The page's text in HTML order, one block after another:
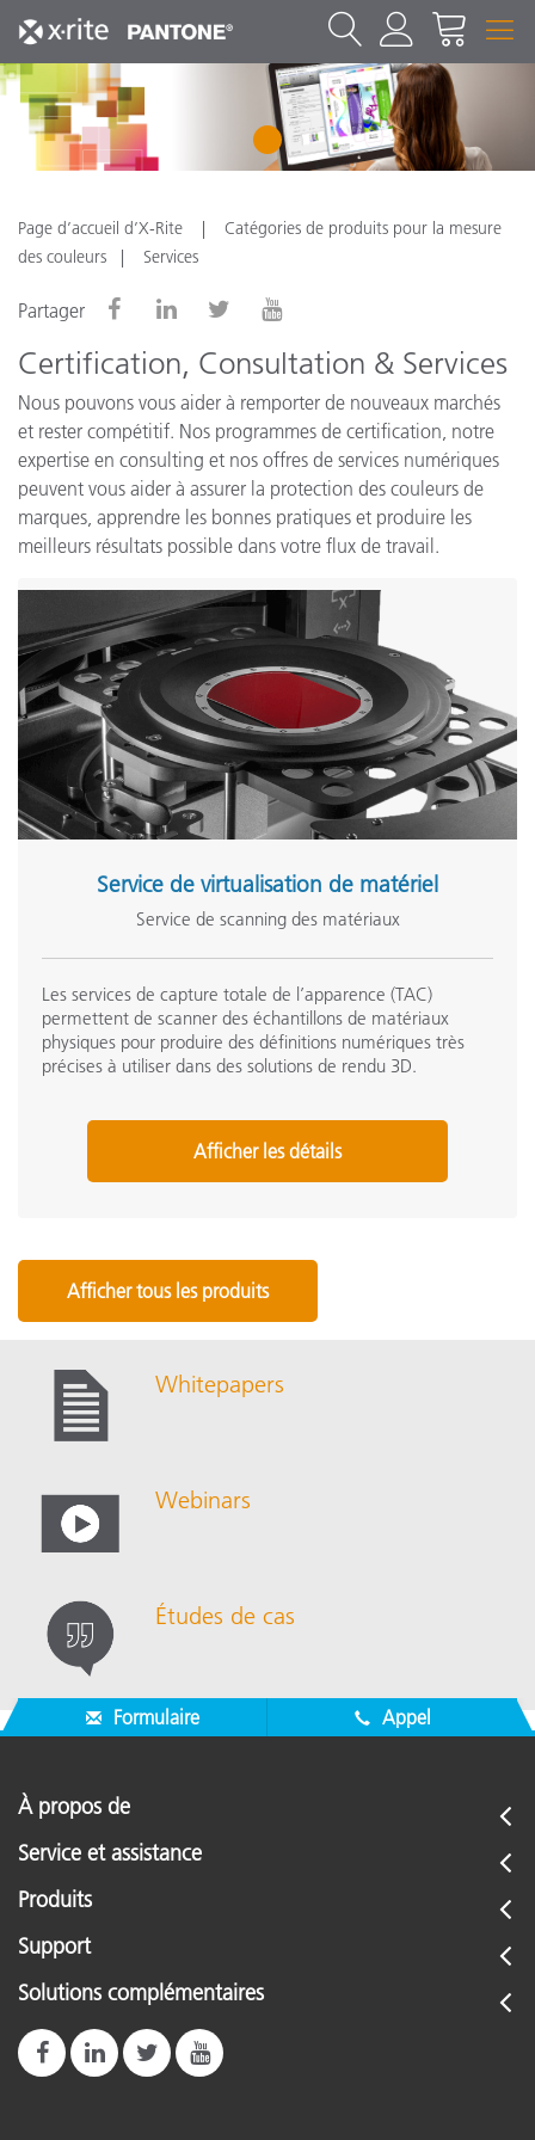
1
Page d’accueil d’X-Rite
Catégories de produits pour la mesure
des couleurs
Services
Partager
Certification, Consultation & Services
Nous pouvons vous aider à remporter de nouveaux marchés
et rester compétitif. Nos programmes de certification, notre
expertise en consulting et nos offres de services numériques
peuvent vous aider à assurer la protection des couleurs de
marques, apprendre les bonnes pratiques et produire les
meilleurs résultats possible dans votre flux de travail.
Service de virtualisation de matériel
Service de scanning des matériaux
Les services de capture totale de l’apparence (TAC)
permettent de scanner des échantillons de matériaux
physiques pour produire des définitions numériques très
précises à utiliser dans des solutions de rendu 3D.
Afficher les détails
Afficher tous les produits
Whitepapers
Webinars
Études de cas
Formulaire Appel
À propos de
Service et assistance
Produits
Support
Solutions complémentaires